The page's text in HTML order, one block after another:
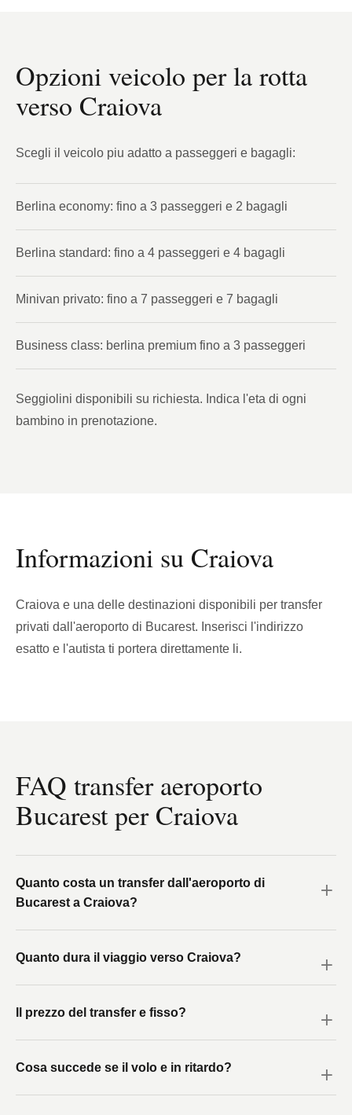
Opzioni veicolo per la rotta
verso Craiova
Scegli il veicolo piu adatto a passeggeri e bagagli:
Berlina economy: fino a 3 passeggeri e 2 bagagli
Berlina standard: fino a 4 passeggeri e 4 bagagli
Minivan privato: fino a 7 passeggeri e 7 bagagli
Business class: berlina premium fino a 3 passeggeri
Seggiolini disponibili su richiesta. Indica l'eta di ogni
bambino in prenotazione.
Informazioni su Craiova
Craiova e una delle destinazioni disponibili per transfer
privati dall'aeroporto di Bucarest. Inserisci l'indirizzo
esatto e l'autista ti portera direttamente li.
FAQ transfer aeroporto
Bucarest per Craiova
Quanto costa un transfer dall'aeroporto di
Bucarest a Craiova?
Quanto dura il viaggio verso Craiova?
Il prezzo del transfer e fisso?
Cosa succede se il volo e in ritardo?